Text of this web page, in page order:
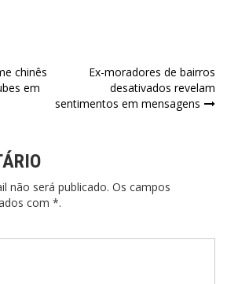
chinês
em
Ex-moradores de bairros
desativados revelam
sentimentos em mensagens
não será publicado. Os campos
com *.